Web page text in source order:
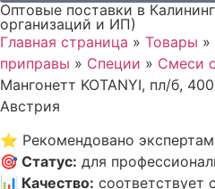
Оптовые поставки в
организаций и ИП)
Главная страница » Товары »
приправы » Специи » Смеси
Мангонетт KOTANYI, пл/б,
Австрия
⭐ Рекомендовано
🎯 Статус: для
📊 Качество: соответствует